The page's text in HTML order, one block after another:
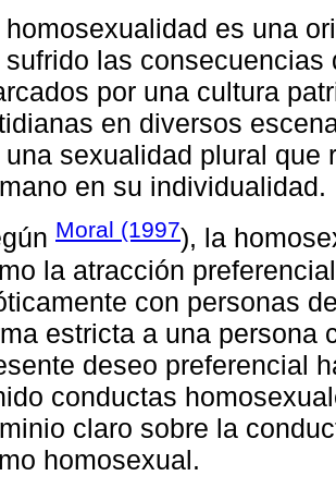
homosexualidad es una
sufrido las
por una cultura
en diversos
una sexualidad plural que
en su individualidad.
Moral (1997), la
la atracción
con personas
estricta a una persona
deseo preferencial
conductas
claro sobre la
homosexual.